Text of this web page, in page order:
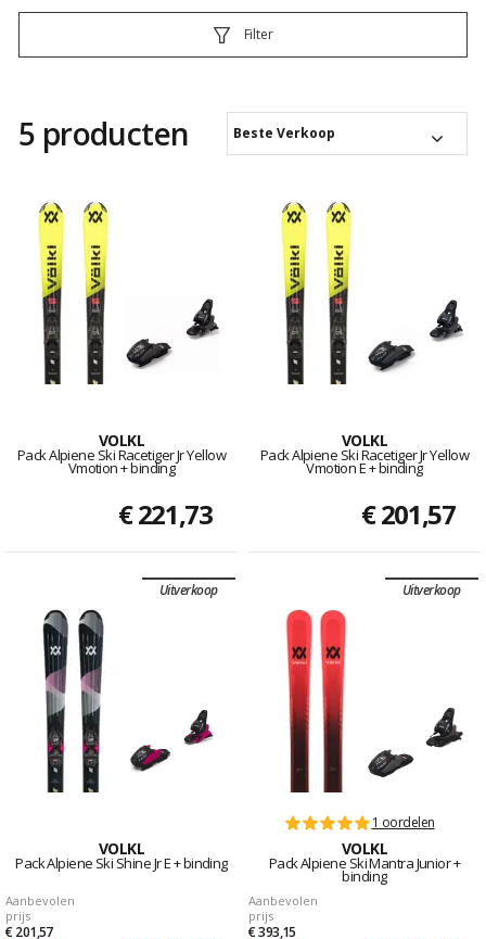
Filter
5 producten Beste Verkoop
VOLKL
Pack Alpiene Ski Racetiger Jr Yellow
Vmotion + binding
€ 221,73
VOLKL
Pack Alpiene Ski Racetiger Jr Yellow
Vmotion E + binding
€ 201,57
Uitverkoop
VOLKL
Pack Alpiene Ski Shine Jr E + binding
Aanbevolen
prijs
€ 201,57
Uitverkoop
1 oordelen
VOLKL
Pack Alpiene Ski Mantra Junior +
binding
Aanbevolen
prijs
€ 393,15